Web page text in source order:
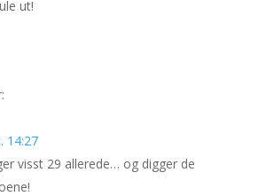
ut!
14:27
visst 29 allerede… og digger de